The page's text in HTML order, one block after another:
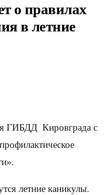
о правилах
в летние
ГИБДД Кировграда с
летние каникулы.